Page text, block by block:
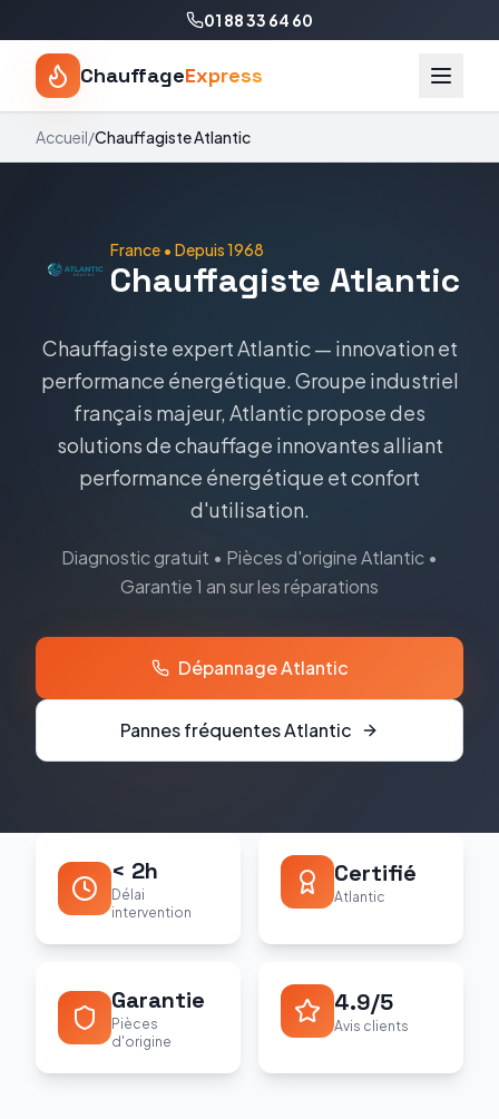
01 88 33 64 60
ChauffageExpress
Accueil/ChauffagisteAtlantic
France • Depuis1968
Chauffagiste Atlantic
Chauffagiste expert Atlantic — innovation et
performance énergétique. Groupe industriel
français majeur, Atlantic propose des
solutions de chauffage innovantes alliant
performance énergétique et confort
d'utilisation.
Diagnostic gratuit • Pièces d'origineAtlantic •
Garantie 1 an sur les réparations
DépannageAtlantic
Pannes fréquentesAtlantic
< 2h
Délai
intervention
Certifié
Atlantic
Garantie
Pièces
d'origine
4.9/5
Avis clients